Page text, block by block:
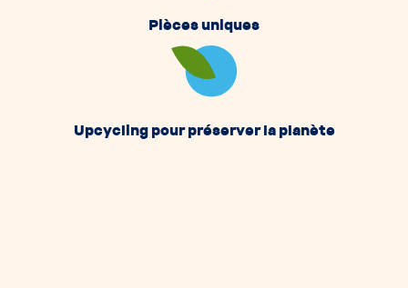
Pièces uniques
Upcycling pour préserver la planète